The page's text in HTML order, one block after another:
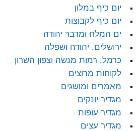
יום כיף במלון
יום כיף לקבוצות
ים המלח ומדבר יהודה
ירושלים, יהודה ושפלה
כרמל, רמות מנשה וצפון השרון
לקוחות מרוצים
מאמרים ומושגים
מגדיר יונקים
מגדיר עופות
מגדיר עצים